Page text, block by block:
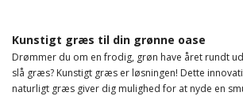
Kunstigt græs til din grønne oase
Drømmer du om en frodig, grøn have året rundt
slå græs? Kunstigt græs er løsningen! Dette
naturligt græs giver dig mulighed for at nyde en